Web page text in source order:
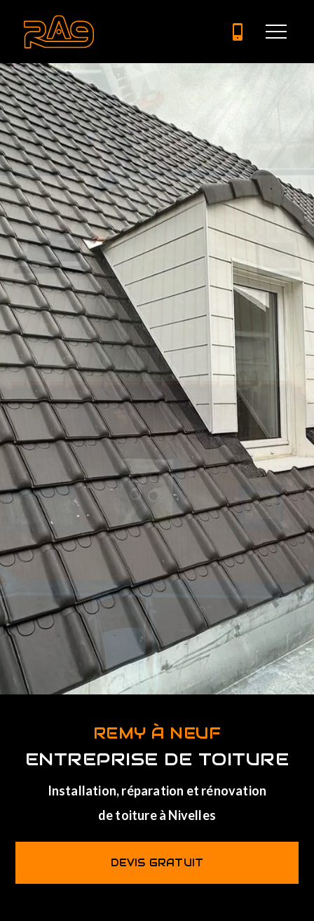
REMY À NEUF
ENTREPRISE DE TOITURE
Installation, réparation et rénovation
de toiture à Nivelles
DEVIS GRATUIT